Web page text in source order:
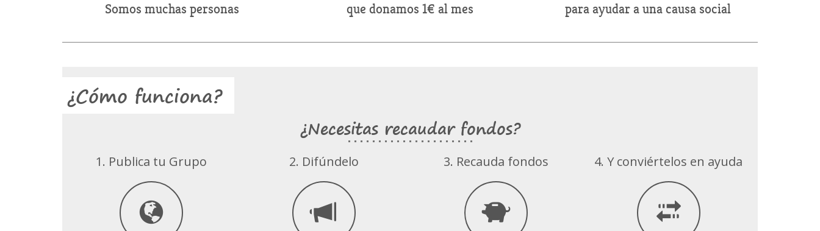
Somos muchas personas que donamos 1€ al mes para ayudar a una causa social
¿Cómo funciona?
¿Necesitas recaudar fondos?
1. Publica tu Grupo 2. Difúndelo 3. Recauda fondos 4. Y conviértelos en ayuda